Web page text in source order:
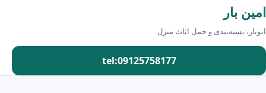
امین بار
اتوبار، بسته‌بندی و حمل اثاث منزل
tel:09125758177